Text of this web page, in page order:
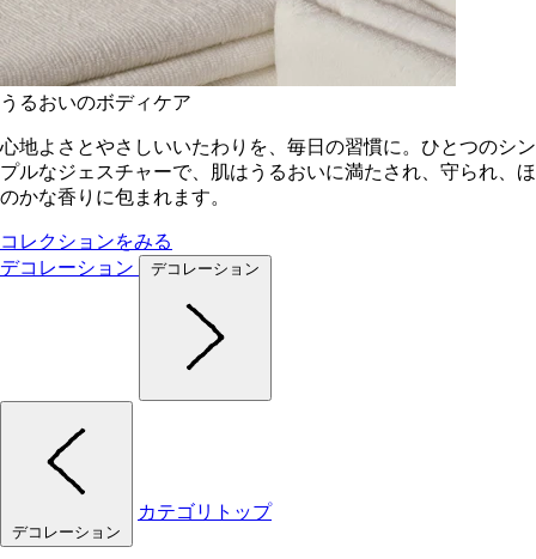
うるおいのボディケア
心地よさとやさしいいたわりを、毎日の習慣に。ひとつのシン
プルなジェスチャーで、肌はうるおいに満たされ、守られ、ほ
のかな香りに包まれます。
コレクションをみる
デコレーション
デコレーション
デコレーション
カテゴリトップ